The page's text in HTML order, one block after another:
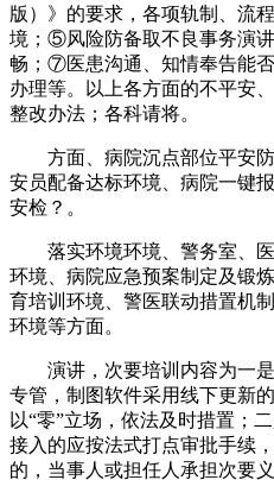
版）》的要求，各项轨制、流
境；⑤风险防备取不良事务演
畅；⑦医患沟通、知情奉告能
办理等。以上各方面的不平安
整改办法；各科请将。
方面、病院沉点部位平安防
安员配备达标环境、病院一键
安检？。
落实环境环境、警务室、医
环境、病院应急预案制定及锻
育培训环境、警医联动措置机
环境等方面。
演讲，次要培训内容为一是
专管，制图软件采用线下更新
以“零”立场，依法及时措置；
接入的应按法式打点审批手续
的，当事人或担任人承担次要